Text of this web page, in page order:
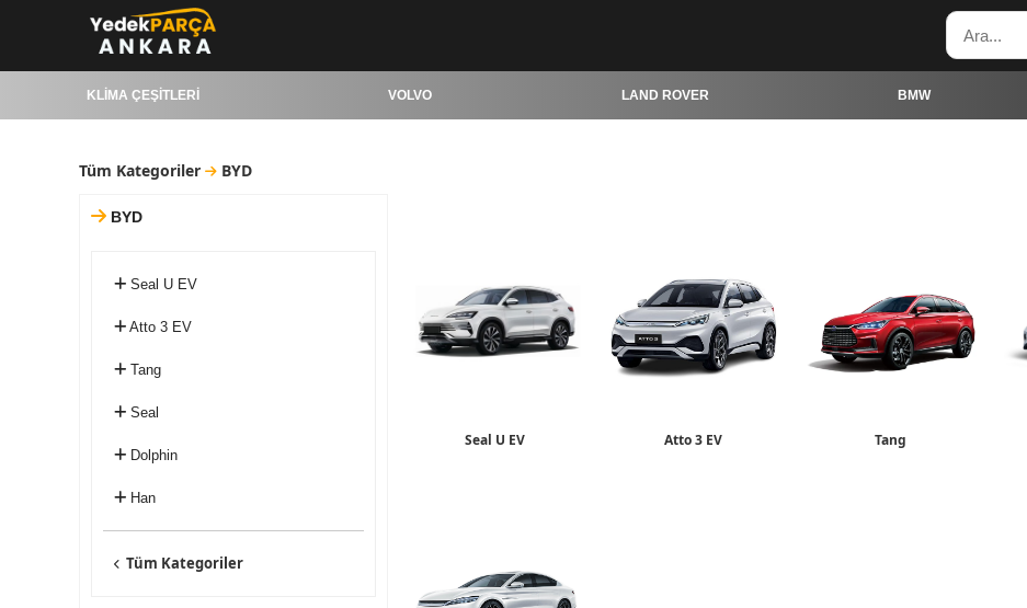
KLİMA ÇEŞİTLERİ VOLVO LAND ROVER BMW
Tüm Kategoriler BYD
BYD
Seal U EV
Atto 3 EV
Tang
Seal
Dolphin
Han
Tüm Kategoriler
Seal U EV Atto 3 EV Tang